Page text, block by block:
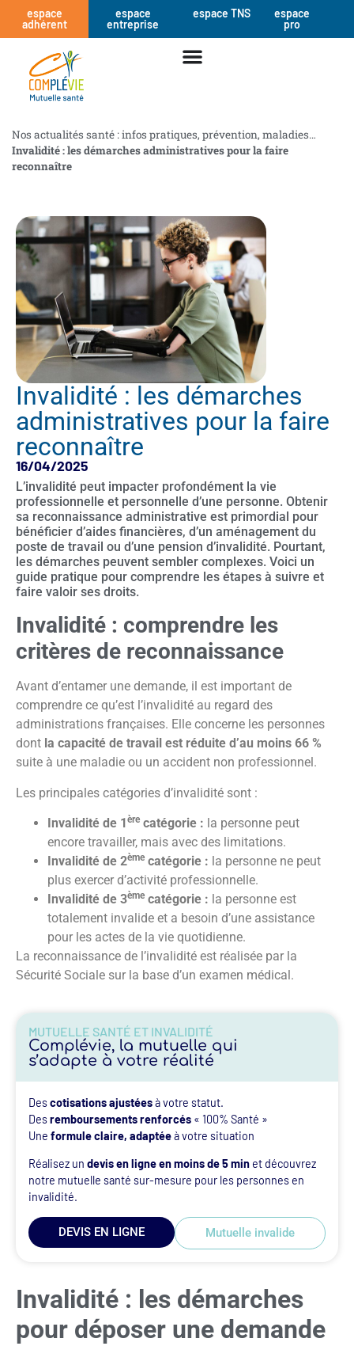
espace
adhérent
espace
entreprise
espace TNS
espace
pro
Nos actualités santé : infos pratiques, prévention, maladies…
Invalidité : les démarches administratives pour la faire
reconnaître
Invalidité : les démarches
administratives pour la faire
reconnaître
16/04/2025
L’invalidité peut impacter profondément la vie
professionnelle et personnelle d’une personne. Obtenir
sa reconnaissance administrative est primordial pour
bénéficier d’aides financières, d’un aménagement du
poste de travail ou d’une pension d’invalidité. Pourtant,
les démarches peuvent sembler complexes. Voici un
guide pratique pour comprendre les étapes à suivre et
faire valoir ses droits.
Invalidité : comprendre les
critères de reconnaissance
Avant d’entamer une demande, il est important de
comprendre ce qu’est l’invalidité au regard des
administrations françaises. Elle concerne les personnes
dont la capacité de travail est réduite d’au moins 66 %
suite à une maladie ou un accident non professionnel.
Les principales catégories d’invalidité sont :
Invalidité de 1 ère catégorie : la personne peut
encore travailler, mais avec des limitations.
Invalidité de 2ème catégorie : la personne ne peut
plus exercer d’activité professionnelle.
Invalidité de 3ème catégorie : la personne est
totalement invalide et a besoin d’une assistance
pour les actes de la vie quotidienne.
La reconnaissance de l’invalidité est réalisée par la
Sécurité Sociale sur la base d’un examen médical.
MUTUELLE SANTÉ ET INVALIDITÉ
Complévie, la mutuelle qui
s’adapte à votre réalité
Descotisations ajustéesà votre statut.
Desremboursements renforcés « 100% Santé »
Uneformule claire, adaptéeà votre situation
Réalisez undevis en ligne en moins de 5 min et découvrez
notre mutuelle santé sur-mesure pour les personnes en
invalidité.
DEVIS EN LIGNE Mutuelle invalide
Invalidité : les démarches
pour déposer une demande